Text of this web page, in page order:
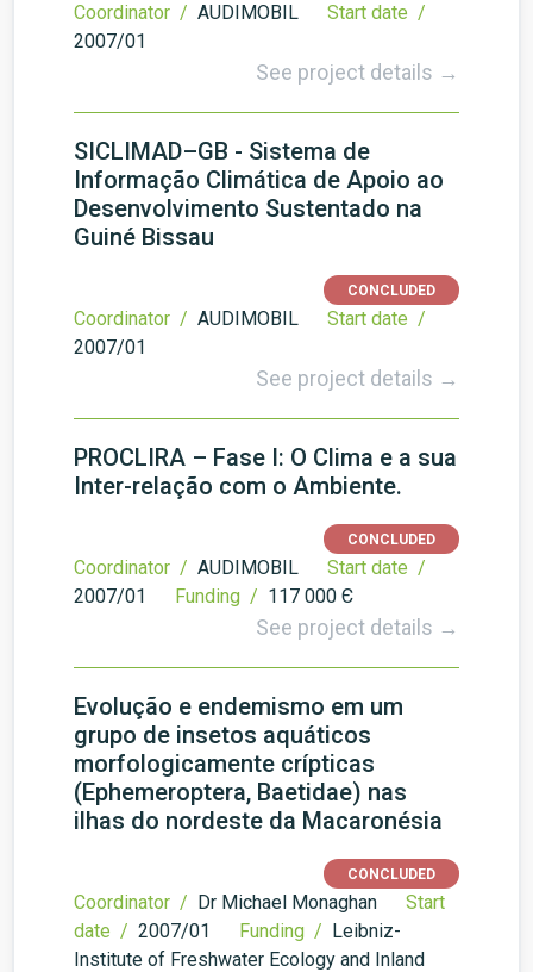
Coordinator / AUDIMOBIL
Start date /
2007/01
See project details →
SICLIMAD–GB - Sistema de
Informação Climática de Apoio ao
Desenvolvimento Sustentado na
Guiné Bissau
CONCLUDED
Coordinator / AUDIMOBIL
Start date /
2007/01
See project details →
PROCLIRA – Fase I: O Clima e a sua
Inter-relação com o Ambiente.
CONCLUDED
Coordinator / AUDIMOBIL
Start date /
2007/01
Funding / 117 000 Є
See project details →
Evolução e endemismo em um
grupo de insetos aquáticos
morfologicamente crípticas
(Ephemeroptera, Baetidae) nas
ilhas do nordeste da Macaronésia
CONCLUDED
Coordinator / Dr Michael Monaghan
Start
date / 2007/01 Funding / Leibniz-
Institute of Freshwater Ecology and Inland